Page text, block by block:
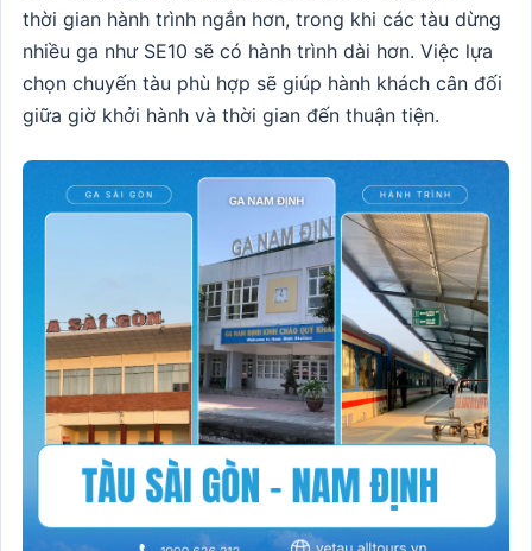
thời gian hành trình ngắn hơn, trong khi các tàu dừng
nhiều ga như SE10 sẽ có hành trình dài hơn. Việc lựa
chọn chuyến tàu phù hợp sẽ giúp hành khách cân đối
giữa giờ khởi hành và thời gian đến thuận tiện.